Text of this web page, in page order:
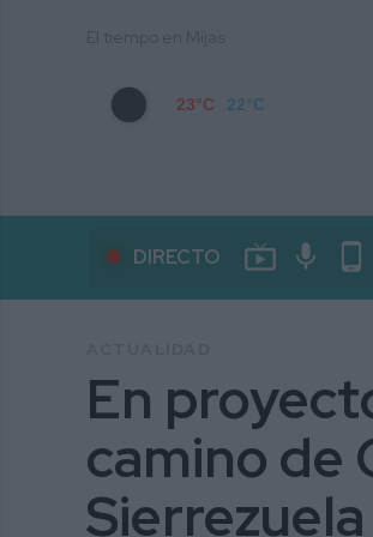
23°C 22°C
DIRECTO live_tv mic phone_android
En
camino de
Sierrezuela